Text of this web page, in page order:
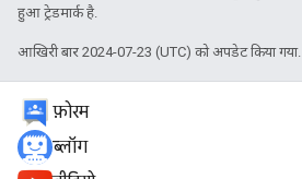
हुआ ट्रेडमार्क है.
आखिरी बार 2024-07-23 (UTC) को अपडेट किया गया.
फ़ोरम
ब्लॉग